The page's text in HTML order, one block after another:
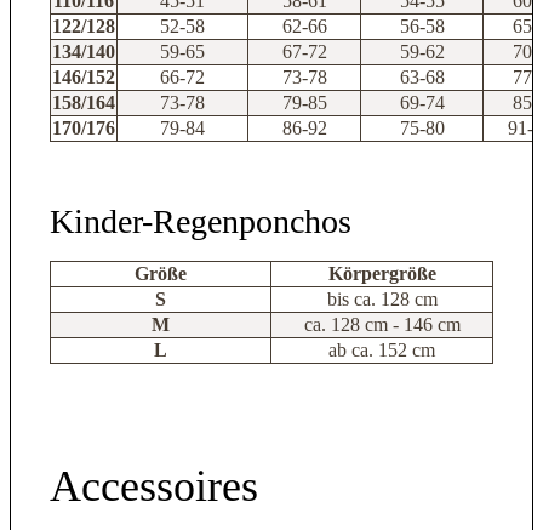
122/128
52-58 62-66 56-58
65-
134/140
59-65 67-72 59-62
70-
146/152
66-72 73-78 63-68
77-
158/164
73-78 79-85 69-74
85-
170/176
79-84 86-92 75-80 91-
Kinder-Regenponchos
Größe
Körpergröße
S
bis ca. 128 cm
M
ca. 128 cm - 146 cm
L
ab ca. 152 cm
Accessoires